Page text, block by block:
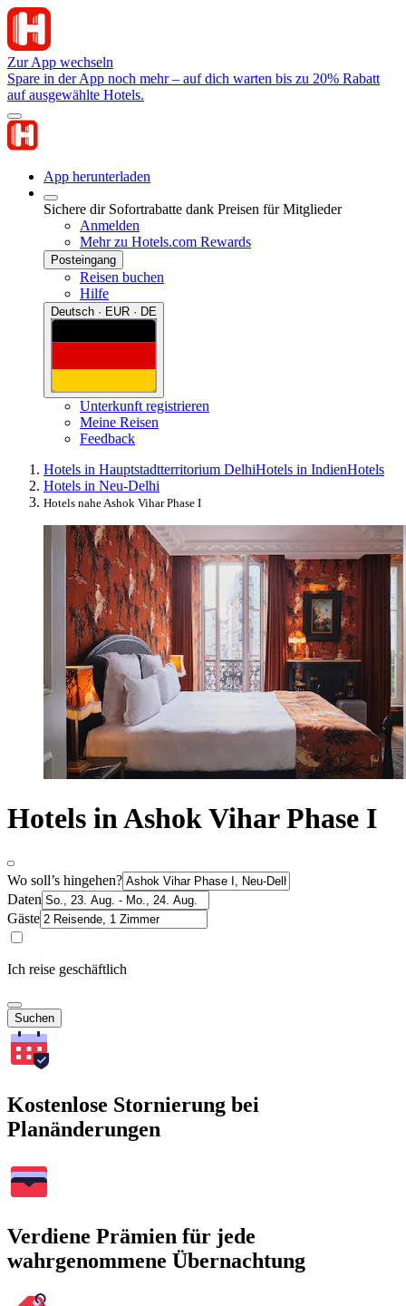
Zur App wechseln
Spare in der App noch mehr – auf dich warten bis zu 20% Rabatt
auf ausgewählte Hotels.
App herunterladen
Sichere dir Sofortrabatte dank Preisen für Mitglieder
Anmelden
Mehr zu Hotels.com Rewards
Posteingang
Reisen buchen
Hilfe
Deutsch · EUR · DE
Unterkunft registrieren
Meine Reisen
Feedback
Hotels in Hauptstadtterritorium DelhiHotels in IndienHotels
Hotels in Neu-Delhi
Hotels nahe Ashok Vihar Phase I
Hotels in Ashok Vihar Phase I
Wo soll’s hingehen?
Daten
Gäste
Ich reise geschäftlich
Suchen
Kostenlose Stornierung bei
Planänderungen
Verdiene Prämien für jede
wahrgenommene Übernachtung